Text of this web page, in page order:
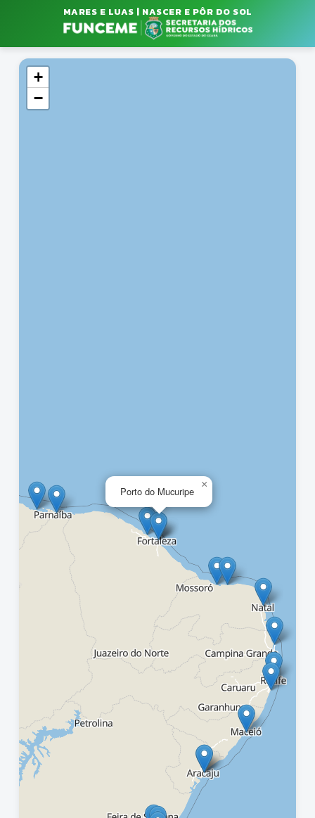
MARES E LUAS | NASCER E PÔR DO SOL
Porto do Mucuripe
×
+
−